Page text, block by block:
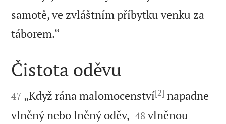
samotě, ve zvláštním příbytku venku za
táborem.“

Čistota oděvu

47 „Když rána malomocenství[2] napadne
vlněný nebo lněný oděv, 

48 vlněnou